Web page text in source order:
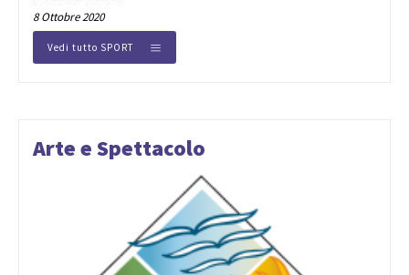
8 Ottobre 2020
Vedi tutto SPORT
Arte e Spettacolo